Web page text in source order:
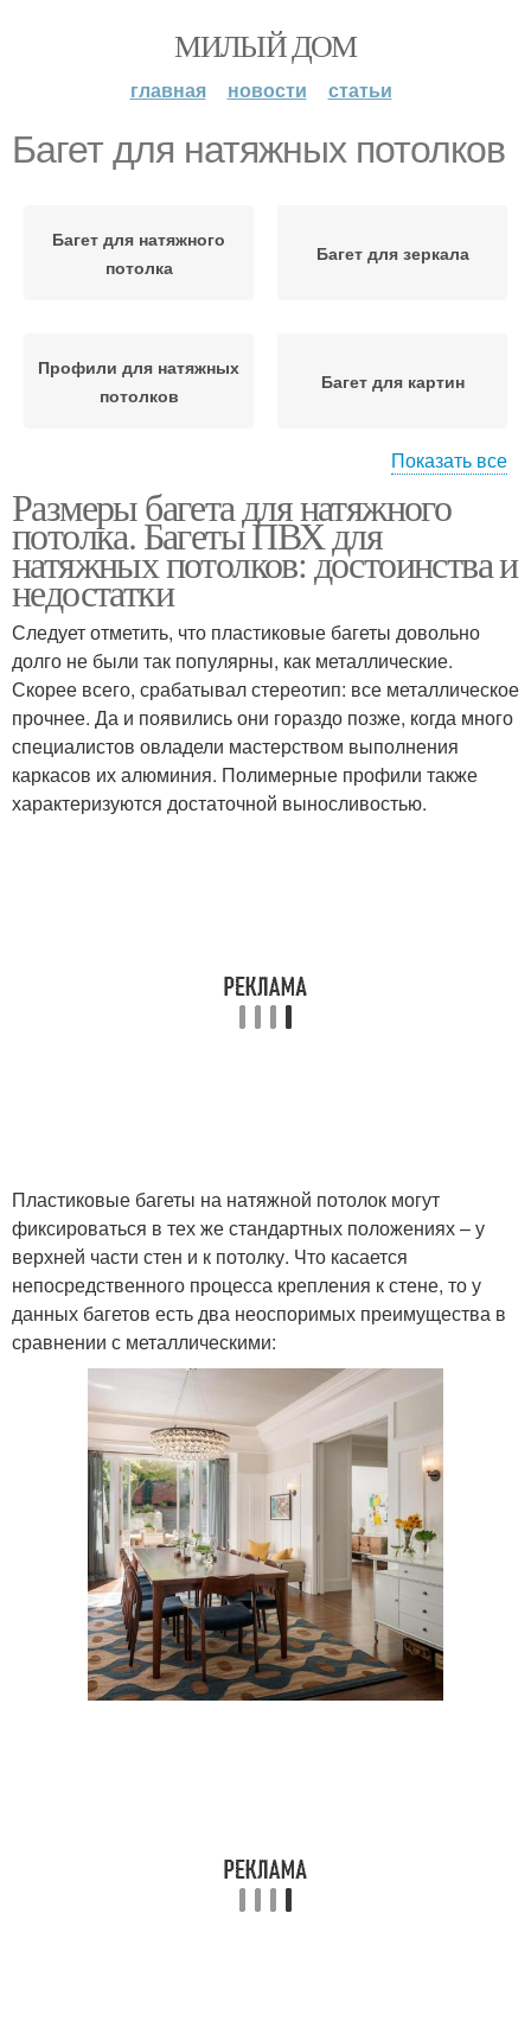
МИЛЫЙ ДОМ
главная новости статьи
Багет для натяжных потолков
Багет для натяжного
потолка
Багет для зеркала
Профили для натяжных
потолков
Багет для картин
Багет для штор Багеты по типу
Натяжной потолок
Показать все
Размеры багета для натяжного
потолка. Багеты ПВХ для
натяжных потолков: достоинства и
недостатки
Следует отметить, что пластиковые багеты довольно
долго не были так популярны, как металлические.
Скорее всего, срабатывал стереотип: все металлическое
прочнее. Да и появились они гораздо позже, когда много
специалистов овладели мастерством выполнения
каркасов их алюминия. Полимерные профили также
характеризуются достаточной выносливостью.
Пластиковые багеты на натяжной потолок могут
фиксироваться в тех же стандартных положениях – у
верхней части стен и к потолку. Что касается
непосредственного процесса крепления к стене, то у
данных багетов есть два неоспоримых преимущества в
сравнении с металлическими: